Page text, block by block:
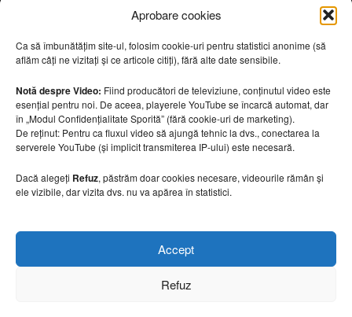
Aprobare cookies
Ca să îmbunătățim site-ul, folosim cookie-uri pentru statistici anonime (să
aflăm câți ne vizitați și ce articole citiți), fără alte date sensibile.
Notă despre Video: Fiind producători de televiziune, conținutul video este
esențial pentru noi. De aceea, playerele YouTube se încarcă automat, dar
în „Modul Confidențialitate Sporită” (fără cookie-uri de marketing).
De reținut: Pentru ca fluxul video să ajungă tehnic la dvs., conectarea la
serverele YouTube (și implicit transmiterea IP-ului) este necesară.
Dacă alegeți Refuz, păstrăm doar cookies necesare, videourile rămân și
ele vizibile, dar vizita dvs. nu va apărea în statistici.
Accept
Refuz
AMENAJĂRI INTERIOARE
126
DESIGN INTERIOR
64
ARHITECTURĂ & DESIGN
OPINII & ANALIZE
43
Articole recomandate
Ouse Valley Viaduct, construcția care
7 august 2026
Idei inspirate din hotelurile boutique pe care
7 august 2026